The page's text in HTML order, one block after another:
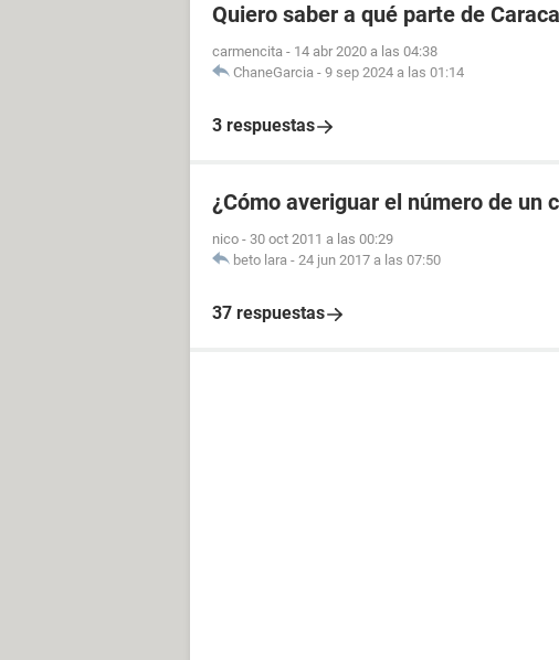
Quiero saber a qué parte de
carmencita - 14 abr 2020 a las 04:38
ChaneGarcia - 9 sep 2024 a las 01:14
3 respuestas
¿Cómo averiguar el número de un
nico - 30 oct 2011 a las 00:29
beto lara - 24 jun 2017 a las 07:50
37 respuestas